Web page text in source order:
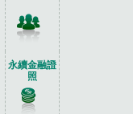
永續金融證
照